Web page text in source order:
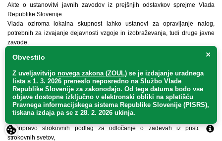
Akte o ustanovitvi javnih zavodov iz prejšnjih odstavkov sprejme Vlada
Republike Slovenije.
Vlada oziroma lokalna skupnost lahko ustanovi za opravljanje nalog,
potrebnih za izvajanje dejavnosti vzgoje in izobraževanja, tudi druge javne
zavode.
(pristojnosti)
Zavod Republike Slovenije za šolstvo, Center Republike Slovenije za
poklicno izobraževanje in Andragoški center Republike Slovenije opravljajo
– pripravo strokovnih podlag za odločanje o zadevah iz pristojnosti
strokovnih svetov,
×
Obvestilo
Z uveljavitvijo novega zakona (ZOUL) se je izdajanje uradnega
lista s 1. 3. 2026 preneslo neposredno na Službo Vlade
Republike Slovenije za zakonodajo. Od tega datuma bodo vse
objave dostopne izključno v elektronski obliki na spletišču
Pravnega informacijskega sistema Republike Slovenije (PISRS),
tiskana izdaja pa se z 28. 2. 2026 ukinja.